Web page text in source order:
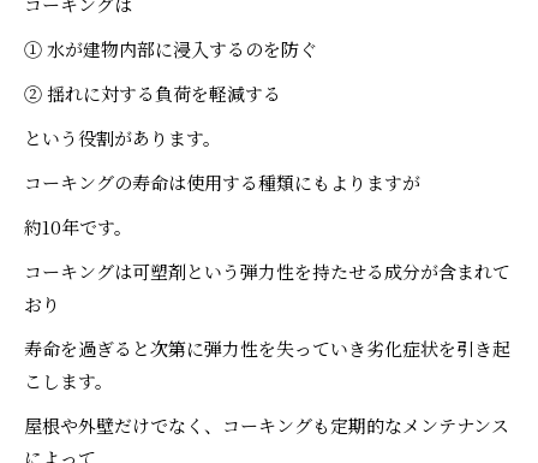
① 水が建物内部に浸入するのを防ぐ
② 揺れに対する負荷を軽減する
という役割があります。
コーキングの寿命は使用する種類にもよりますが
約10年です。
コーキングは可塑剤という弾力性を持たせる成分が含まれて
おり
寿命を過ぎると次第に弾力性を失っていき劣化症状を引き起
こします。
屋根や外壁だけでなく、コーキングも定期的なメンテナンス
によって